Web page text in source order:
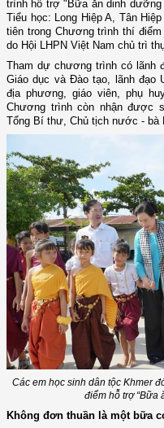
trình hỗ trợ "Bữa ăn dinh
Tiểu học: Long Hiệp A, Tân
tiên trong Chương trình thí
do Hội LHPN Việt Nam chủ trì
Tham dự chương trình có lãnh
Giáo dục và Đào tạo, lãnh đạo
địa phương, giáo viên, phụ
Chương trình còn nhận được
Tổng Bí thư, Chủ tịch nước - bà
Các em học sinh dân tộc Khmer
điểm hỗ trợ “Bữa
Không đơn thuần là một bữa